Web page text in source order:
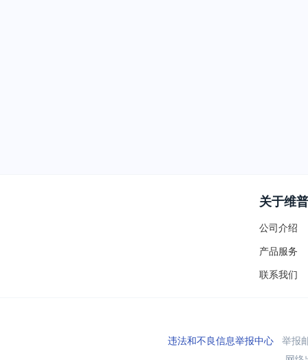
关于维普
公司介绍
产品服务
联系我们
违法和不良信息举报中心举报